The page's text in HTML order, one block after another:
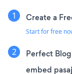
Create a
Start for free
Perfect
embed